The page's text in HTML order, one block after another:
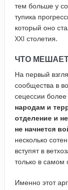
тем больше у
тупика
который оно
XXI столетия.
ЧТО
На первый
сообщества в
сецессии
народам и
отделение и
не начнется
несколько
вступят в
только в самом
Именно этот